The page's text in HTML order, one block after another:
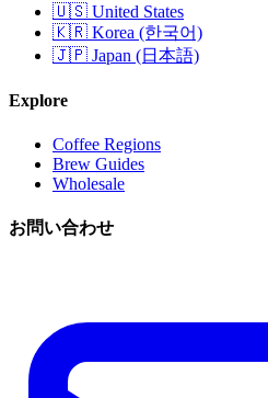
🇺🇸 United States
🇰🇷 Korea (한국어)
🇯🇵 Japan (日本語)
Explore
Coffee Regions
Brew Guides
Wholesale
お問い合わせ